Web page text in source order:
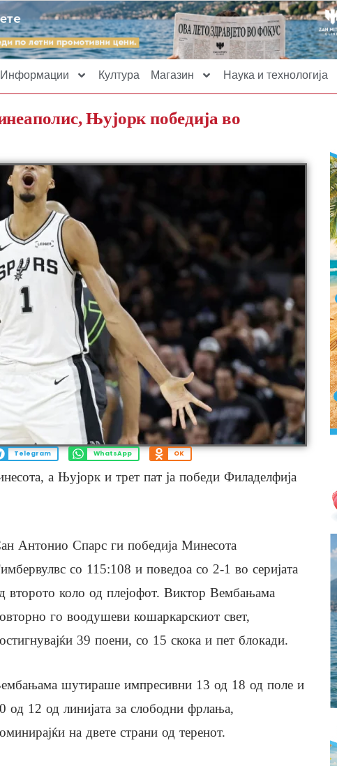
Информации Култура Магазин Наука и технологија
Њујорк победија во
Telegram WhatsApp OK
а Њујорк и трет пат ја победи Филаделфија
Антонио Спарс ги победија Минесота
со 115:108 и поведоа со 2-1 во серијата
второто коло од плејофот. Виктор Вембањама
го воодушеви кошаркарскиот свет,
39 поени, со 15 скока и пет блокади.
шутираше импресивни 13 од 18 од поле и
од 12 од линијата за слободни фрлања,
на двете страни од теренот.